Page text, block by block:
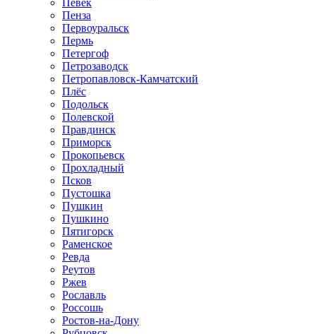
Певек
Пенза
Первоуральск
Пермь
Петергоф
Петрозаводск
Петропавловск-Камчатский
Плёс
Подольск
Полевской
Правдинск
Приморск
Прокопьевск
Прохладный
Псков
Пустошка
Пушкин
Пушкино
Пятигорск
Раменское
Ревда
Реутов
Ржев
Рославль
Россошь
Ростов-на-Дону